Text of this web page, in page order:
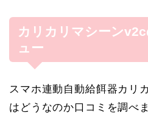
カリカリマシーン
ュー
スマホ連動自動給餌器カリ
はどうなのか口コミを調べ